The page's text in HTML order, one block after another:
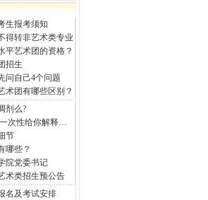
生报考须知
得转非艺术类专业
平艺术团的资格？
招生
问自己4个问题
术团有哪些区别？
剂么?
次性给你解释…
节
哪些？
院党委书记
术类招生预公告
名及考试安排